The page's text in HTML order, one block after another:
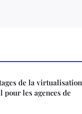
de la virtualisation
pour les agences de